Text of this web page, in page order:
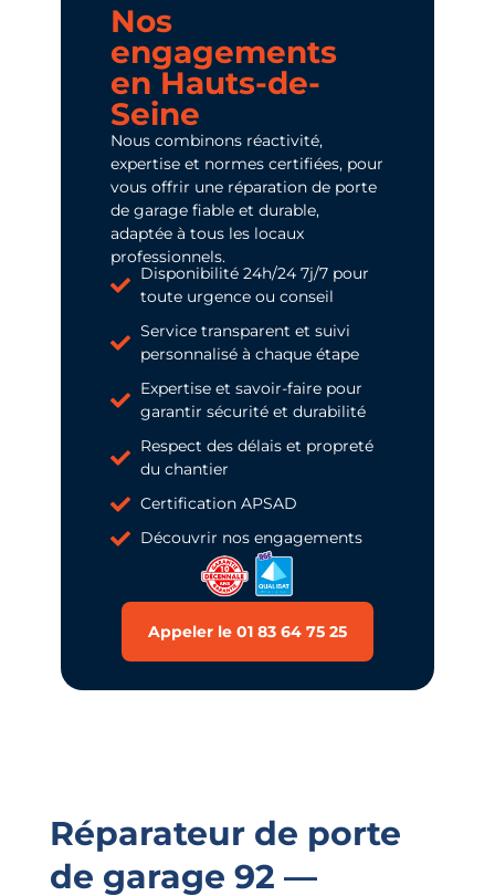
Nos
engagements
en Hauts-de-
Seine
Nous combinons réactivité,
expertise et normes certifiées, pour
vous offrir une réparation de porte
de garage fiable et durable,
adaptée à tous les locaux
professionnels.
Disponibilité 24h/24 7j/7 pour
toute urgence ou conseil
Service transparent et suivi
personnalisé à chaque étape
Expertise et savoir-faire pour
garantir sécurité et durabilité
Respect des délais et propreté
du chantier
Certification APSAD
Découvrir nos engagements
Appeler le 01 83 64 75 25
Réparateur de porte
de garage 92 —